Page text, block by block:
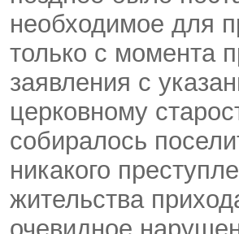
необходимое для
только с момента
заявления с
церковному
собиралось
никакого
жительства